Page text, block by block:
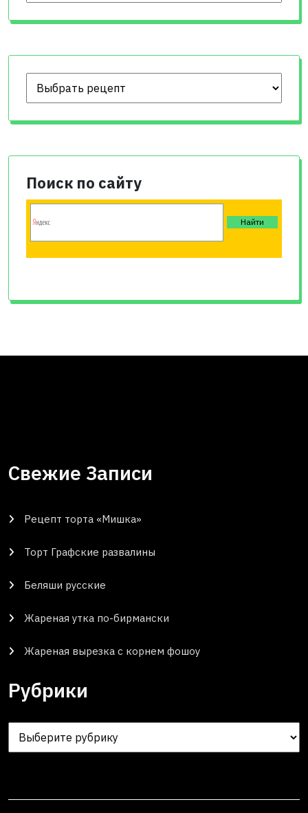
Поиск по сайту
Свежие Записи
Рецепт торта «Мишка»
Торт Графские развалины
Беляши русские
Жареная утка по-бирмански
Жареная вырезка с корнем фошоу
Рубрики
Рубрики